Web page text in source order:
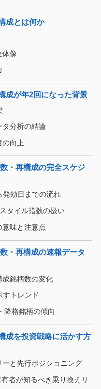
成とは何か
体像
成が年2回になった背景
タ分析の結論
向上
・再構成の完全スケジ
発効日までの流れ
タイル指数の扱い
意味と注意点
・再構成の速報データ
銘柄数の変化
すトレンド
降格銘柄の傾向
成を投資戦略に活かす方
と先行ポジショニング
者が知るべき乗り換えリ